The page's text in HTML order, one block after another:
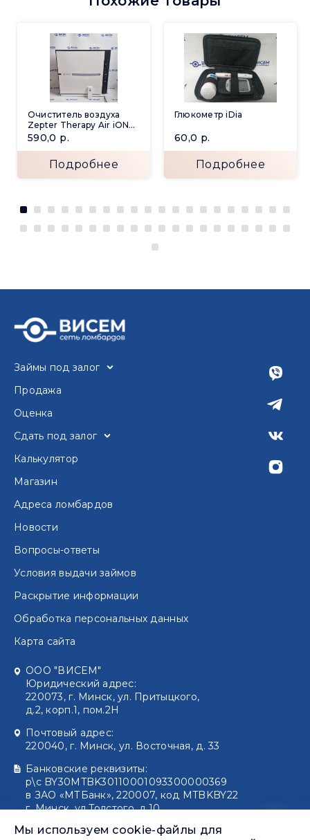
Очиститель воздуха
Zepter Therapy Air iON
PWC-570
590,0 р.
Подробнее
Глюкометр iDia
60,0 р.
Подробнее
Мы используем cookie-файлы для
Займы под залог
Продажа
Оценка
Сдать под залог
Калькулятор
Магазин
Адреса ломбардов
Новости
Вопросы-ответы
Условия выдачи займов
Раскрытие информации
Обработка персональных данных
Карта сайта
ООО "ВИСЕМ"
Юридический адрес:
220073, г. Минск, ул. Притыцкого,
д.2, корп.1, пом.2Н
Почтовый адрес:
220040, г. Минск, ул. Восточная, д. 33
Банковские реквизиты:
р\с BY30MTBK30110001093300000369
в ЗАО «МТБанк», 220007, код MTBKBY22
г. Минск, ул.Толстого, д.10